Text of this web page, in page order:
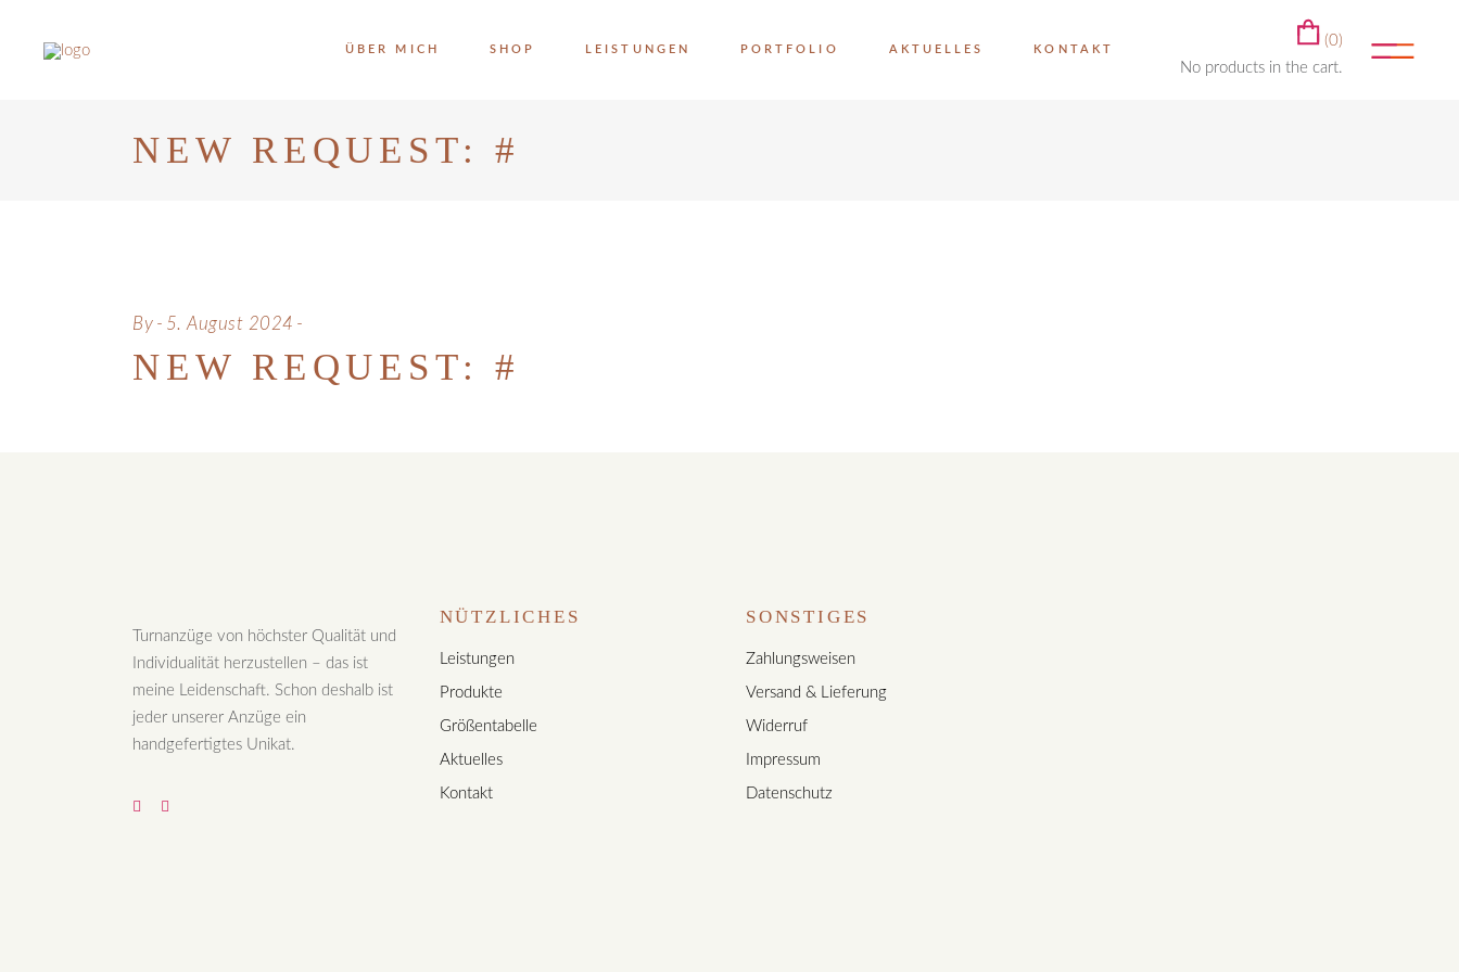
ÜBER MICH SHOP LEISTUNGEN PORTFOLIO AKTUELLES KONTAKT
(0)
No products in the cart.
NEW REQUEST: #
By 5. August 2024
NEW REQUEST: #
Turnanzüge von höchster Qualität und
Individualität herzustellen – das ist
meine Leidenschaft. Schon deshalb ist
jeder unserer Anzüge ein
handgefertigtes Unikat.
NÜTZLICHES
Leistungen
Produkte
Größentabelle
Aktuelles
Kontakt
SONSTIGES
Zahlungsweisen
Versand & Lieferung
Widerruf
Impressum
Datenschutz